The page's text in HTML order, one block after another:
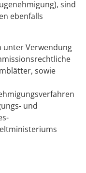
sind
ebenfalls
unter Verwendung
sowie
und